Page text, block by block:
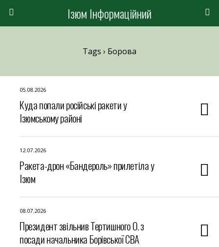
Ізюм Інформаційний
Tags › Борова
05.08.2026
Куда попали російські ракети у
Ізюмському районі
12.07.2026
Ракета-дрон «Бандероль» прилетіла у
Ізюм
08.07.2026
Президент звільнив Тертишного О. з
посади начальника Борівської СВА